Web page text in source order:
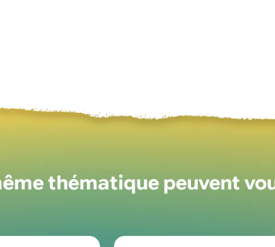
thématique peuvent